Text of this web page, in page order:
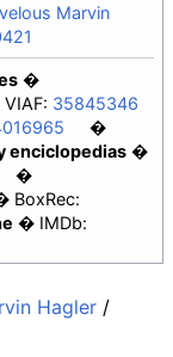
Marvin
VIAF: 35845346
enciclopedias
BoxRec:
IMDb:
Hagler /